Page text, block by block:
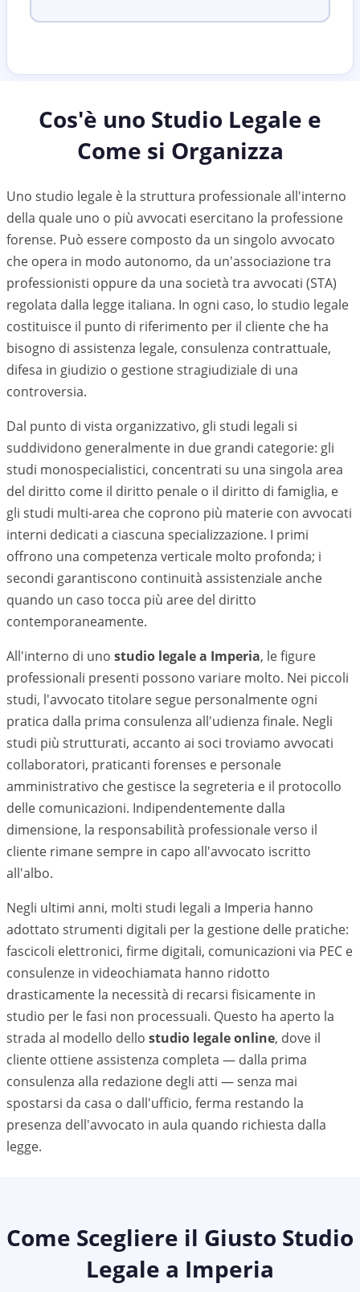
Cos'è uno Studio Legale e
Come si Organizza
Uno studio legale è la struttura professionale all'interno
della quale uno o più avvocati esercitano la professione
forense. Può essere composto da un singolo avvocato
che opera in modo autonomo, da un'associazione tra
professionisti oppure da una società tra avvocati (STA)
regolata dalla legge italiana. In ogni caso, lo studio legale
costituisce il punto di riferimento per il cliente che ha
bisogno di assistenza legale, consulenza contrattuale,
difesa in giudizio o gestione stragiudiziale di una
controversia.
Dal punto di vista organizzativo, gli studi legali si
suddividono generalmente in due grandi categorie: gli
studi monospecialistici, concentrati su una singola area
del diritto come il diritto penale o il diritto di famiglia, e
gli studi multi-area che coprono più materie con avvocati
interni dedicati a ciascuna specializzazione. I primi
offrono una competenza verticale molto profonda; i
secondi garantiscono continuità assistenziale anche
quando un caso tocca più aree del diritto
contemporaneamente.
All'interno di uno studio legale a Imperia, le figure
professionali presenti possono variare molto. Nei piccoli
studi, l'avvocato titolare segue personalmente ogni
pratica dalla prima consulenza all'udienza finale. Negli
studi più strutturati, accanto ai soci troviamo avvocati
collaboratori, praticanti forenses e personale
amministrativo che gestisce la segreteria e il protocollo
delle comunicazioni. Indipendentemente dalla
dimensione, la responsabilità professionale verso il
cliente rimane sempre in capo all'avvocato iscritto
all'albo.
Negli ultimi anni, molti studi legali a Imperia hanno
adottato strumenti digitali per la gestione delle pratiche:
fascicoli elettronici, firme digitali, comunicazioni via PEC e
consulenze in videochiamata hanno ridotto
drasticamente la necessità di recarsi fisicamente in
studio per le fasi non processuali. Questo ha aperto la
strada al modello dello studio legale online, dove il
cliente ottiene assistenza completa — dalla prima
consulenza alla redazione degli atti — senza mai
spostarsi da casa o dall'ufficio, ferma restando la
presenza dell'avvocato in aula quando richiesta dalla
legge.
Come Scegliere il Giusto Studio
Legale a Imperia